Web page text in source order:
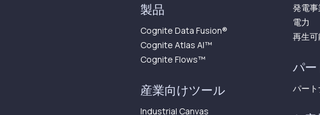
製品
Cognite Data Fusion®
Cognite Atlas AI™︎
Cognite Flows™︎
産業向けツール
Industrial Canvas
発電
電力
再生
パ
パート